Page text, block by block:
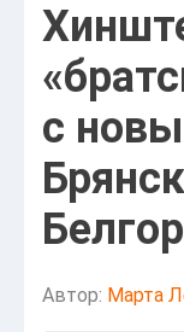
с
Автор: Марта